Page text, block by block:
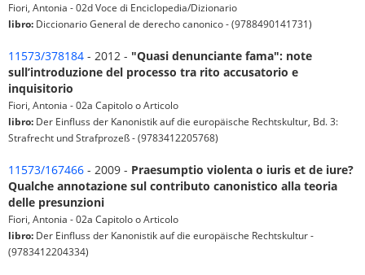
Fiori, Antonia - 02d Voce di Enciclopedia/Dizionario
libro: Diccionario General de derecho canonico - (9788490141731)
11573/378184 - 2012 - "Quasi denunciante fama": note
sull’introduzione del processo tra rito accusatorio e
inquisitorio
Fiori, Antonia - 02a Capitolo o Articolo
libro: Der Einfluss der Kanonistik auf die europäische Rechtskultur, Bd. 3:
Strafrecht und Strafprozeß - (9783412205768)
11573/167466 - 2009 - Praesumptio violenta o iuris et de iure?
Qualche annotazione sul contributo canonistico alla teoria
delle presunzioni
Fiori, Antonia - 02a Capitolo o Articolo
libro: Der Einfluss der Kanonistik auf die europäische Rechtskultur -
(9783412204334)